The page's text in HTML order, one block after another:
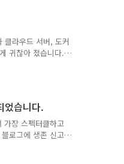
찾는 것이 점점 불
케이션 대시보드인
클라우드 서버, 도커
귀찮아 졌습니다.정
, 갑자기 안되어서
다.그래서 접속정
이 걸렸네요 ㅠㅠ
했습니
아래와 같습니다.
었습니다.
가장 스펙터클하고
로그에 생존 신고
희 가족에게 새 생
둘이서 거의 3년을